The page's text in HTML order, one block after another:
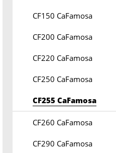
CF150 CaFamosa
CF200 CaFamosa
CF220 CaFamosa
CF250 CaFamosa
CF255 CaFamosa
CF260 CaFamosa
CF290 CaFamosa